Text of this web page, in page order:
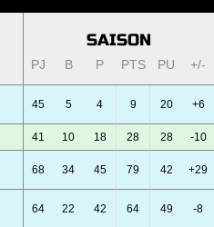
SAISON
PJ B P PTS PU +/-
45 5 4 9 20 +6
41 10 18 28 28 -10
68 34 45 79 42 +29
64 22 42 64 49 -8